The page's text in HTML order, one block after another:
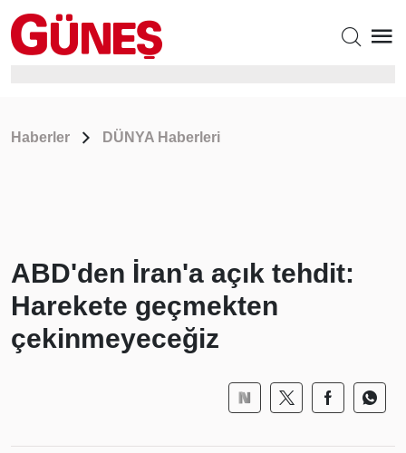
Haberler DÜNYA Haberleri
ABD'den İran'a açık tehdit:
Harekete geçmekten
çekinmeyeceğiz